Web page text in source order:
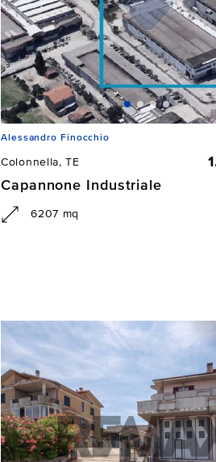
Alessandro Finocchio
Colonnella, TE
Capannone Industriale
6207 mq